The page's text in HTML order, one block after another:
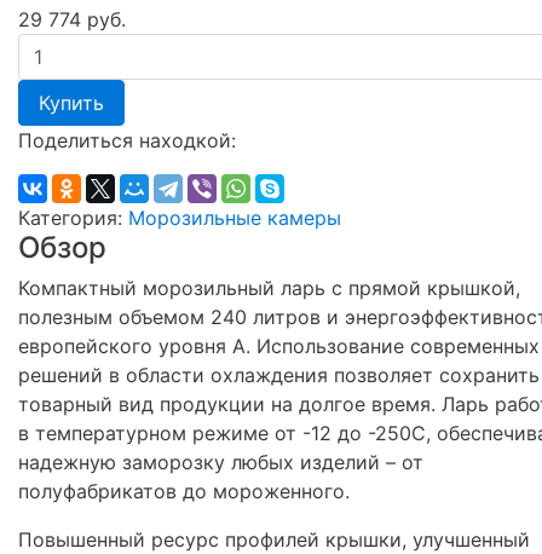
29 774 руб.
Купить
Поделиться находкой:
Категория: Морозильные камеры
Обзор
Компактный морозильный ларь с прямой крышкой,
полезным объемом 240 литров и
европейского уровня А. Использование современных
решений в области охлаждения позволяет сохранить
товарный вид продукции на долгое время. Ларь
в температурном режиме от -12 до -250С,
надежную заморозку любых изделий – от
полуфабрикатов до мороженного.
Повышенный ресурс профилей крышки, улучшенный